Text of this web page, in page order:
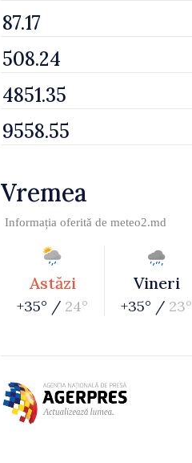
Vremea
Informația oferită de meteo2.md
Astăzi
+35° / 24°
Vineri
+35° / 23°